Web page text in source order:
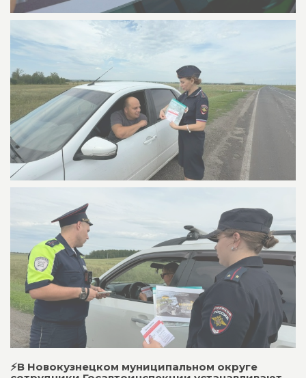
⚡️В Новокузнецком муниципальном округе